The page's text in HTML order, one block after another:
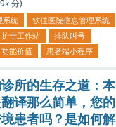
分)
系统
软佳医院信息管理系统
护士工作站
排队叫号
功能价值 患者端小程序
所的生存之道：本
译那么简单，您的
患者吗？是如何解